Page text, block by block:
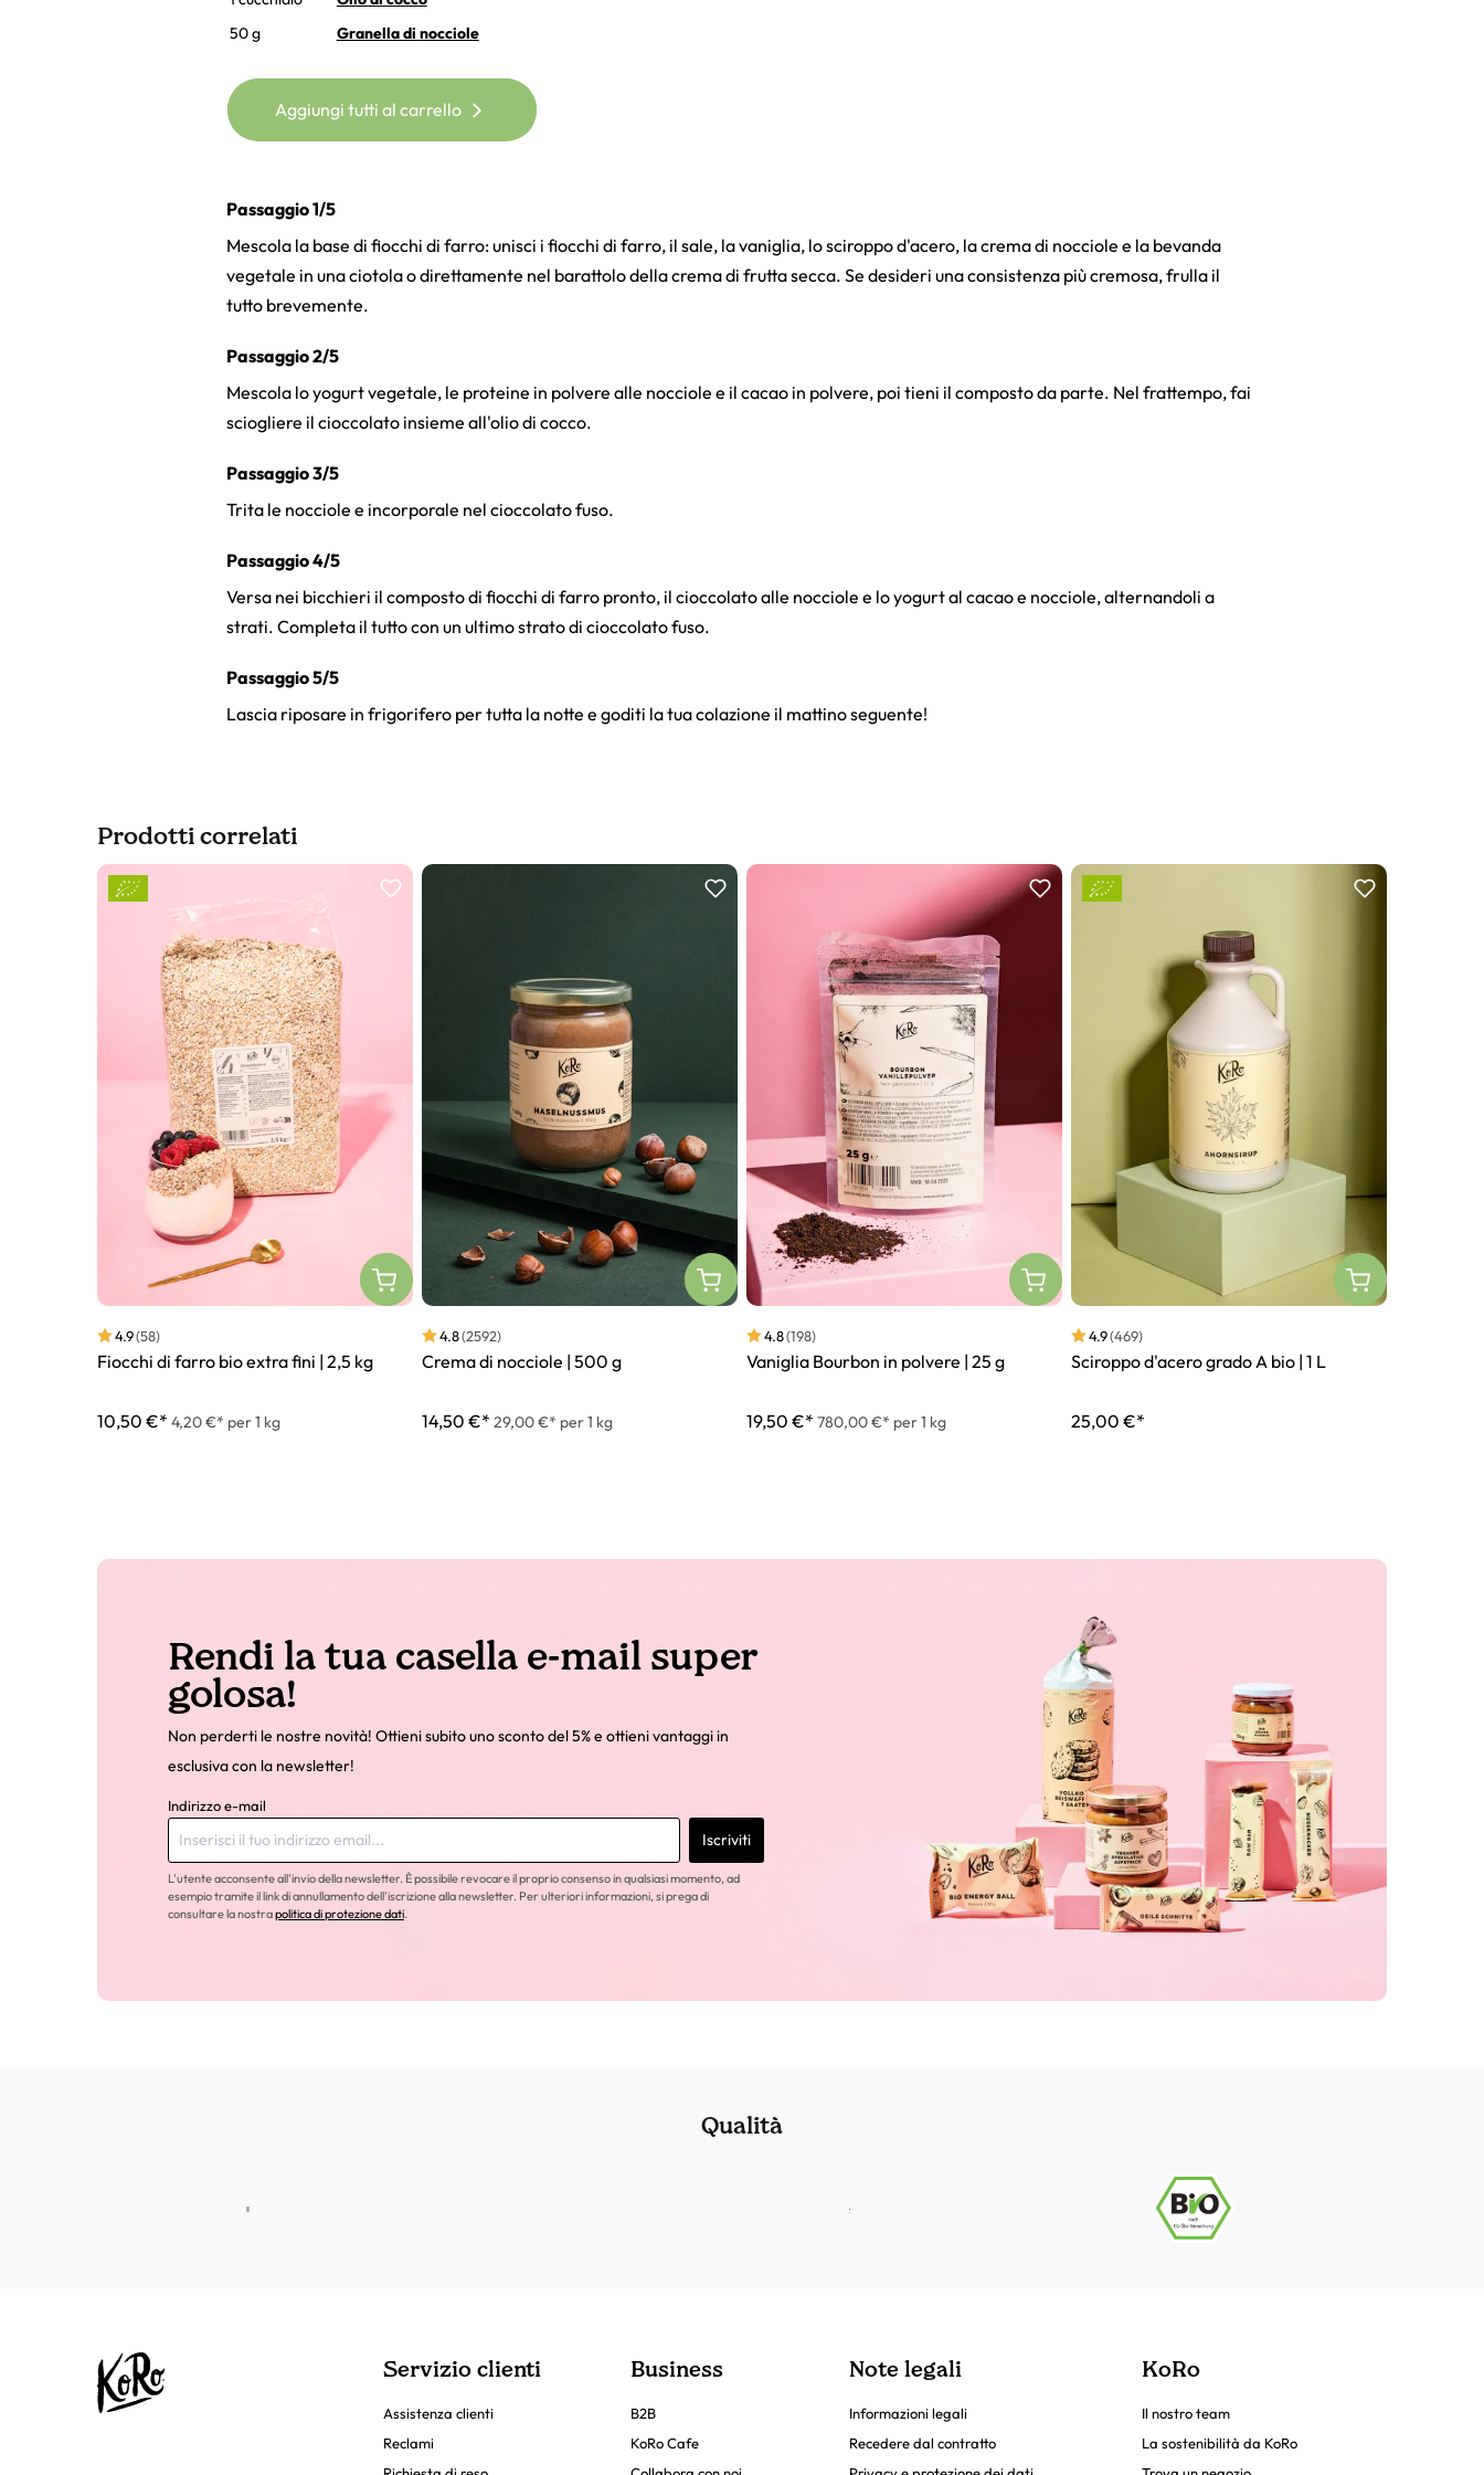
50 g
Granella di nocciole
Aggiungi tutti al carrello
Passaggio 1/5
Mescola la base di fiocchi di farro: unisci i fiocchi di farro, il sale, la vaniglia, lo sciroppo d'acero, la crema di nocciole e la bevanda
vegetale in una ciotola o direttamente nel barattolo della crema di frutta secca. Se desideri una consistenza più cremosa, frulla il
tutto brevemente.
Passaggio 2/5
Mescola lo yogurt vegetale, le proteine in polvere alle nocciole e il cacao in polvere, poi tieni il composto da parte. Nel frattempo, fai
sciogliere il cioccolato insieme all'olio di cocco.
Passaggio 3/5
Trita le nocciole e incorporale nel cioccolato fuso.
Passaggio 4/5
Versa nei bicchieri il composto di fiocchi di farro pronto, il cioccolato alle nocciole e lo yogurt al cacao e nocciole, alternandoli a
strati. Completa il tutto con un ultimo strato di cioccolato fuso.
Passaggio 5/5
Lascia riposare in frigorifero per tutta la notte e goditi la tua colazione il mattino seguente!
Prodotti correlati
Slider prodotto
4.9(58)
Fiocchi di farro bio extra fini | 2,5 kg
10,50 €* 4,20 €* per 1 kg
4.8(2592)
Crema di nocciole | 500 g
14,50 €* 29,00 €* per 1 kg
4.8(198)
Vaniglia Bourbon in polvere | 25 g
19,50 €* 780,00 €* per 1 kg
4.9(469)
Sciroppo d'acero grado A bio | 1 L
25,00 €*
Rendi la tua casella e-mail super
golosa!
Non perderti le nostre novità! Ottieni subito uno sconto del 5% e ottieni vantaggi in
esclusiva con la newsletter!
Indirizzo e-mail
Iscriviti
L'utente acconsente all'invio della newsletter. È possibile revocare il proprio consenso in qualsiasi momento, ad
esempio tramite il link di annullamento dell'iscrizione alla newsletter. Per ulteriori informazioni, si prega di
consultare la nostrapolitica di protezione dati.
Qualità
Servizio clienti
Assistenza clienti
Reclami
Business
B2B
KoRo Cafe
Note legali
Informazioni legali
Recedere dal contratto
KoRo
Il nostro team
La sostenibilità da KoRo